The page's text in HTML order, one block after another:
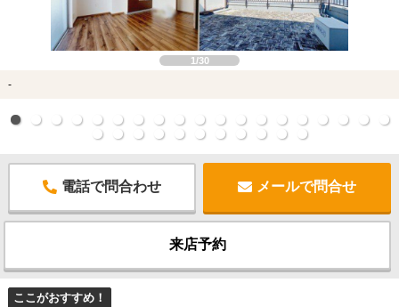
1/30
-
電話で問合わせ メールで問合せ
来店予約
ここがおすすめ！